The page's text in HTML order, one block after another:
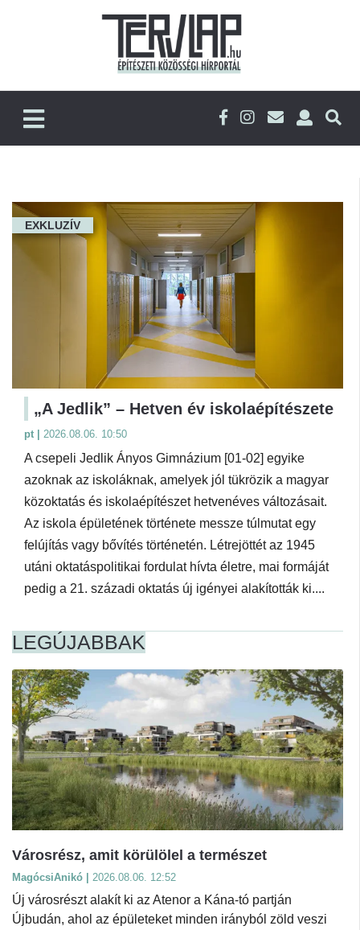
EXKLUZÍV
„A Jedlik” – Hetven év iskolaépítészete
pt | 2026.08.06. 10:50
A csepeli Jedlik Ányos Gimnázium [01-02] egyike
azoknak az iskoláknak, amelyek jól tükrözik a magyar
közoktatás és iskolaépítészet hetvenéves változásait.
Az iskola épületének története messze túlmutat egy
felújítás vagy bővítés történetén. Létrejöttét az 1945
utáni oktatáspolitikai fordulat hívta életre, mai formáját
pedig a 21. századi oktatás új igényei alakították ki....
LEGÚJABBAK
Városrész, amit körülölel a természet
MagócsiAnikó | 2026.08.06. 12:52
Új városrészt alakít ki az Atenor a Kána-tó partján
Újbudán, ahol az épületeket minden irányból zöld veszi